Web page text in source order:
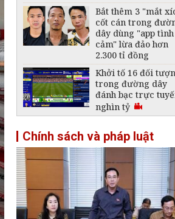
Bắt thêm 3 "mắt
cốt cán trong
dây dùng "app tình
cảm" lừa đảo hơn
2.300 tỉ đồng
Khởi tố 16 đối
trong đường dây
đánh bạc trực
nghìn tỷ
kem dưỡng trắng
không đủ điều
lưu hành
Bắt đối tượng lừa
nhiều lần phẫu thuật
thẩm mỹ để lẩn
Chính sách và pháp luật